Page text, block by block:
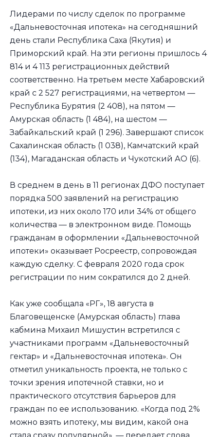
Лидерами по числу сделок по программе
«Дальневосточная ипотека» на сегодняшний
день стали Республика Саха (Якутия) и
Приморский край. На эти регионы пришлось 4
814 и 4 113 регистрационных действий
соответственно. На третьем месте Хабаровский
край с 2 527 регистрациями, на четвертом —
Республика Бурятия (2 408), на пятом —
Амурская область (1 484), на шестом —
Забайкальский край (1 296). Завершают список
Сахалинская область (1 038), Камчатский край
(134), Магаданская область и Чукотский АО (6).
В среднем в день в 11 регионах ДФО поступает
порядка 500 заявлений на регистрацию
ипотеки, из них около 170 или 34% от общего
количества — в электронном виде. Помощь
гражданам в оформлении «Дальневосточной
ипотеки» оказывает Росреестр, сопровождая
каждую сделку. С февраля 2020 года срок
регистрации по ним сократился до 2 дней.
Как уже сообщала «РГ», 18 августа в
Благовещенске (Амурская область) глава
кабмина Михаил Мишустин встретился с
участниками программ «Дальневосточный
гектар» и «Дальневосточная ипотека». Он
отметил уникальность проекта, не только с
точки зрения ипотечной ставки, но и
практического отсутствия барьеров для
граждан по ее использованию. «Когда под 2%
можно взять ипотеку, мы видим, какой она